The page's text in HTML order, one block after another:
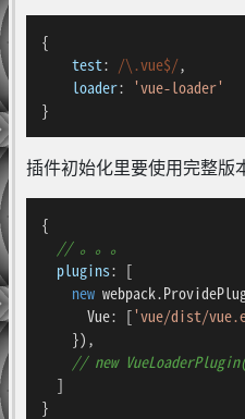
{
test: /\.vue$/,
loader: 'vue-loader'
}
插件初始化里要使用完整版
{
// 。。。
plugins: [
new webpack.
Vue: ['vue/dist/
    }),
// new
  ]
}